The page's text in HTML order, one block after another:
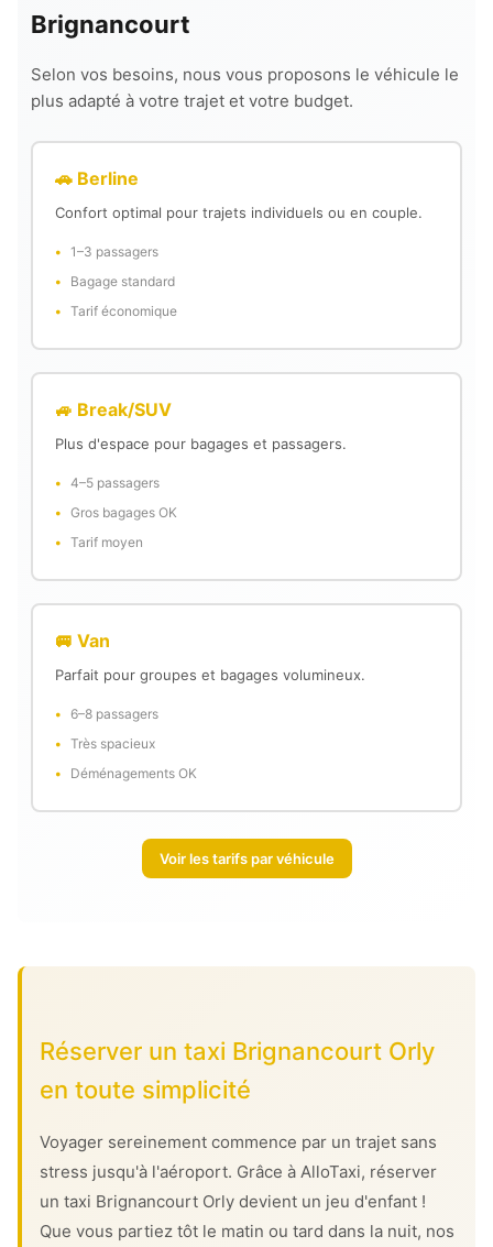
Brignancourt
Selon vos besoins, nous vous proposons le véhicule le
plus adapté à votre trajet et votre budget.
🚗 Berline
Confort optimal pour trajets individuels ou en couple.
1–3 passagers
Bagage standard
Tarif économique
🚙 Break/SUV
Plus d'espace pour bagages et passagers.
4–5 passagers
Gros bagages OK
Tarif moyen
🚐 Van
Parfait pour groupes et bagages volumineux.
6–8 passagers
Très spacieux
Déménagements OK
Voir les tarifs par véhicule
Réserver un taxi Brignancourt Orly
en toute simplicité
Voyager sereinement commence par un trajet sans
stress jusqu'à l'aéroport. Grâce à AlloTaxi, réserver
un taxi Brignancourt Orly devient un jeu d'enfant !
Que vous partiez tôt le matin ou tard dans la nuit, nos